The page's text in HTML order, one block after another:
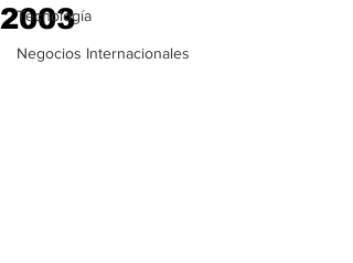
Tecnología
Negocios Internacionales
2003